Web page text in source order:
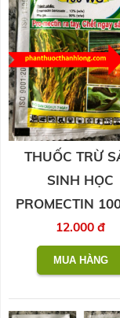
THUỐC TRỪ
SINH HỌC
PROMECTIN
12.000 đ